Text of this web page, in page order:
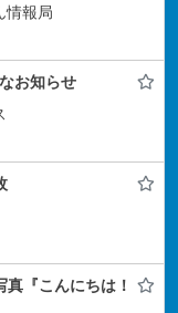
情報局
お知らせ
真『こんにちは！